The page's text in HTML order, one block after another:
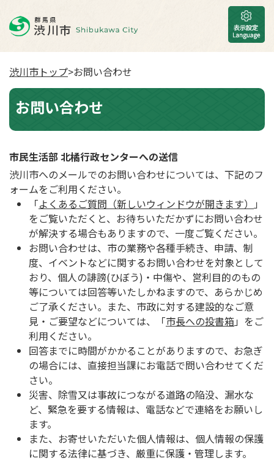
渋川市トップ>お問い合わせ
お問い合わせ
市民生活部 北橘行政センターへの送信
渋川市へのメールでのお問い合わせについては、下記のフ
ォームをご利用ください。
「よくあるご質問（新しいウィンドウが開きます）
」
をご覧いただくと、お待ちいただかずにお問い合わせ
が解決する場合もありますので、一度ご覧ください。
お問い合わせは、市の業務や各種手続き、申請、制
度、イベントなどに関するお問い合わせを対象として
おり、個人の誹謗(ひぼう)・中傷や、営利目的のもの
等については回答等いたしかねますので、あらかじめ
ご了承ください。また、市政に対する建設的なご意
見・ご要望などについては、「市長への投書箱」をご
利用ください。
回答までに時間がかかることがありますので、お急ぎ
の場合には、直接担当課にお電話で問い合わせてくだ
さい。
災害、除雪又は事故につながる道路の陥没、漏水な
ど、緊急を要する情報は、電話などで連絡をお願いし
ます。
また、お寄せいただいた個人情報は、個人情報の保護
に関する法律に基づき、厳重に保護・管理します。